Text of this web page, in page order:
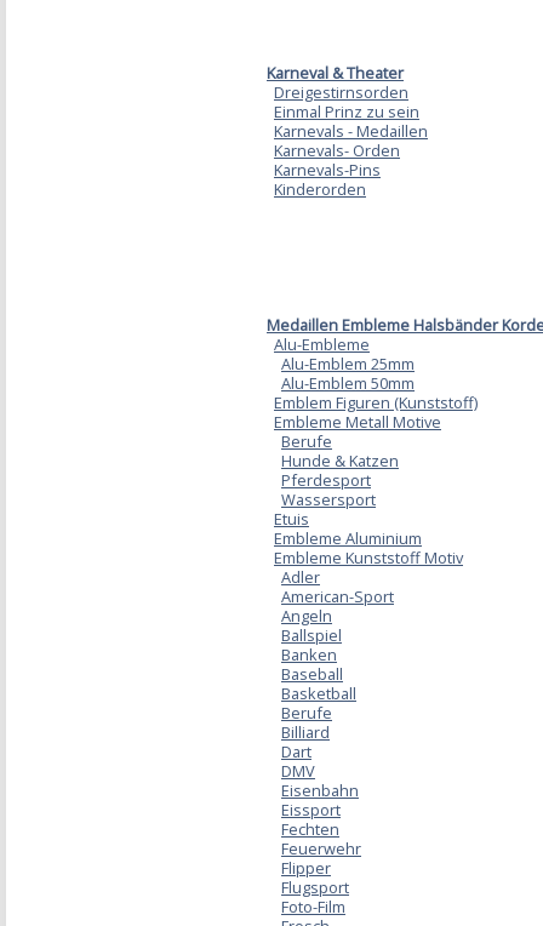
Karneval & Theater
Dreigestirnsorden
Einmal Prinz zu sein
Karnevals - Medaillen
Karnevals- Orden
Karnevals-Pins
Kinderorden
Medaillen Embleme Halsbänder
Alu-Embleme
Alu-Emblem 25mm
Alu-Emblem 50mm
Emblem Figuren (Kunststoff)
Embleme Metall Motive
Berufe
Hunde & Katzen
Pferdesport
Wassersport
Etuis
Embleme Aluminium
Embleme Kunststoff Motiv
Adler
American-Sport
Angeln
Ballspiel
Banken
Baseball
Basketball
Berufe
Billiard
Dart
DMV
Eisenbahn
Eissport
Fechten
Feuerwehr
Flipper
Flugsport
Foto-Film